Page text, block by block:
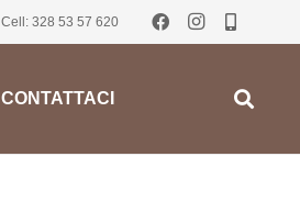
Cell: 328 53 57 620
CONTATTACI